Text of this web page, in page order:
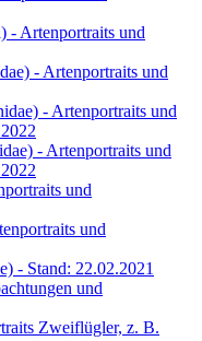
- Artenportraits und
- Artenportraits und
- Artenportraits und
- Artenportraits und
und
und
- Stand: 22.02.2021
und
Zweiflügler, z. B.